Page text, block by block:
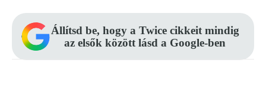
Állítsd be, hogy a Twice cikkeit mindig
az elsők között lásd a Google-ben